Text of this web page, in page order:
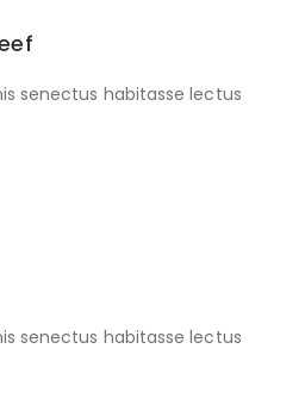
senectus habitasse lectus
senectus habitasse lectus